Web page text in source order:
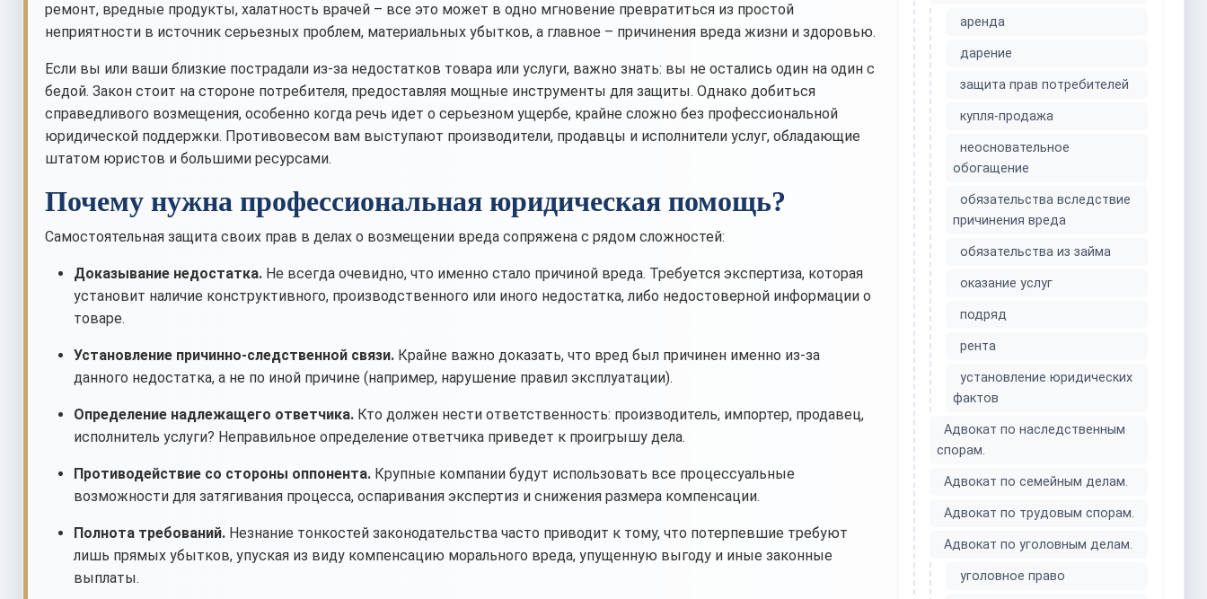
ремонт, вредные продукты, халатность врачей – все это может в одно мгновение превратиться из простой
неприятности в источник серьезных проблем, материальных убытков, а главное – причинения вреда жизни и здоровью.
Если вы или ваши близкие пострадали из-за недостатков товара или услуги, важно знать: вы не остались один на один с
бедой. Закон стоит на стороне потребителя, предоставляя мощные инструменты для защиты. Однако добиться
справедливого возмещения, особенно когда речь идет о серьезном ущербе, крайне сложно без профессиональной
юридической поддержки. Противовесом вам выступают производители, продавцы и исполнители услуг, обладающие
штатом юристов и большими ресурсами.
Почему нужна профессиональная юридическая помощь?
Самостоятельная защита своих прав в делах о возмещении вреда сопряжена с рядом сложностей:
Доказывание недостатка. Не всегда очевидно, что именно стало причиной вреда. Требуется экспертиза, которая
установит наличие конструктивного, производственного или иного недостатка, либо недостоверной информации о
товаре.
Установление причинно-следственной связи. Крайне важно доказать, что вред был причинен именно из-за
данного недостатка, а не по иной причине (например, нарушение правил эксплуатации).
Определение надлежащего ответчика. Кто должен нести ответственность: производитель, импортер, продавец,
исполнитель услуги? Неправильное определение ответчика приведет к проигрышу дела.
Противодействие со стороны оппонента. Крупные компании будут использовать все процессуальные
возможности для затягивания процесса, оспаривания экспертиз и снижения размера компенсации.
Полнота требований. Незнание тонкостей законодательства часто приводит к тому, что потерпевшие требуют
лишь прямых убытков, упуская из виду компенсацию морального вреда, упущенную выгоду и иные законные
выплаты.
аренда
дарение
защита прав потребителей
купля-продажа
неосновательное
обогащение
обязательства вследствие
причинения вреда
обязательства из займа
оказание услуг
подряд
рента
установление юридических
фактов
Адвокат по наследственным
спорам.
Адвокат по семейным делам.
Адвокат по трудовым спорам.
Адвокат по уголовным делам.
уголовное право